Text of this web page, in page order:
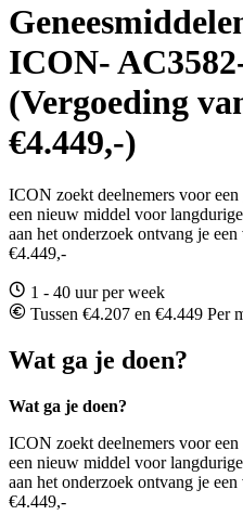
ICON-
(Vergoeding
€4.449,-)
ICON zoekt deelnemers voor
een nieuw middel voor
aan het onderzoek ontvang je
€4.449,-
1 - 40 uur per week
Tussen €4.207 en €4.449 Per
Wat ga je doen?
Wat ga je doen?
ICON zoekt deelnemers voor
een nieuw middel voor
aan het onderzoek ontvang je
€4.449,-